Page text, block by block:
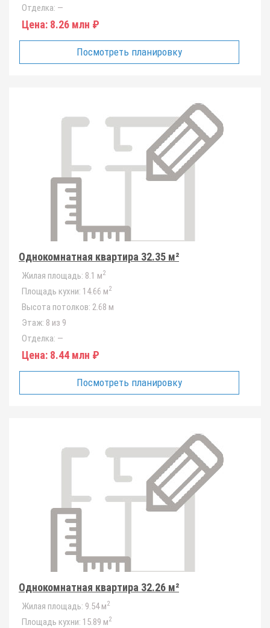
Отделка: —
Цена: 8.26 млн ₽
Посмотреть планировку
Однокомнатная квартира 32.35 м²
Жилая площадь: 8.1 м2
Площадь кухни: 14.66 м2
Высота потолков: 2.68 м
Этаж: 8 из 9
Отделка: —
Цена: 8.44 млн ₽
Посмотреть планировку
Однокомнатная квартира 32.26 м²
Жилая площадь: 9.54 м2
Площадь кухни: 15.89 м2